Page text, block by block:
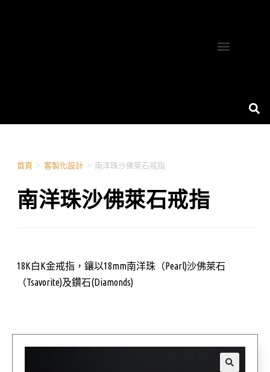
首頁 > 客製化設計 > 南洋珠沙佛萊石戒指
南洋珠沙佛萊石戒指
18K白K金戒指，鑲以18mm南洋珠（Pearl)沙佛萊石
（Tsavorite)及鑽石(Diamonds)